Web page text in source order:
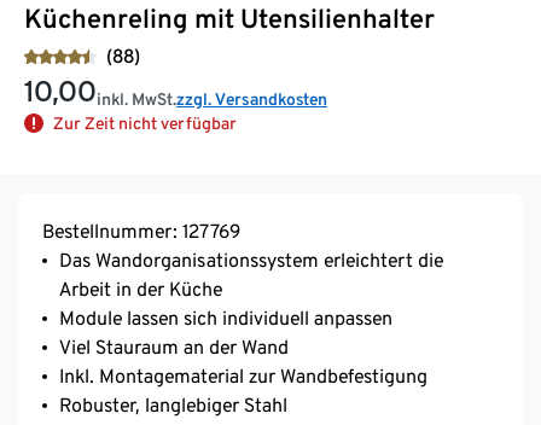
Küchenreling mit Utensilienhalter
(88)
10,00inkl. MwSt.zzgl. Versandkosten
Zur Zeit nicht verfügbar
Bestellnummer: 127769
Das Wandorganisationssystem erleichtert die
Arbeit in der Küche
Module lassen sich individuell anpassen
Viel Stauraum an der Wand
Inkl. Montagematerial zur Wandbefestigung
Robuster, langlebiger Stahl